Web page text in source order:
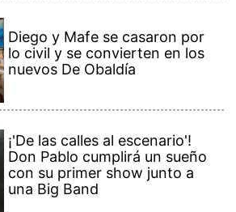
Diego y Mafe se casaron por
lo civil y se convierten en los
nuevos De Obaldía
¡'De las calles al escenario'!
Don Pablo cumplirá un sueño
con su primer show junto a
una Big Band